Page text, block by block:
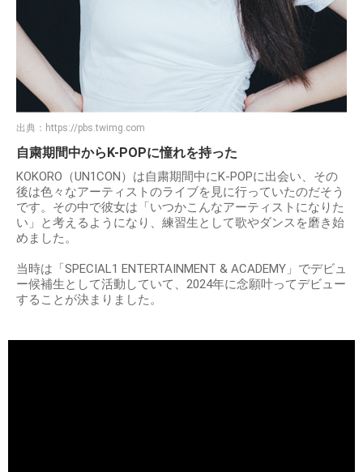
出典： https://pbs.twimg.com
自粛期間中からK-POPに憧れを持った
KOKORO（UN1CON）は自粛期間中にK-POPに出会い、その
後は色々なアーティストのライブを見に行っていたのだそう
です。その中で彼女は「いつかこんなアーティストになりた
い」と考えるようになり、練習生として歌やダンスを磨き始
めました。
当時は「SPECIAL1 ENTERTAINMENT & ACADEMY」でデビュ
ー候補生として活動していて、2024年に念願叶ってデビュー
することが決まりました。